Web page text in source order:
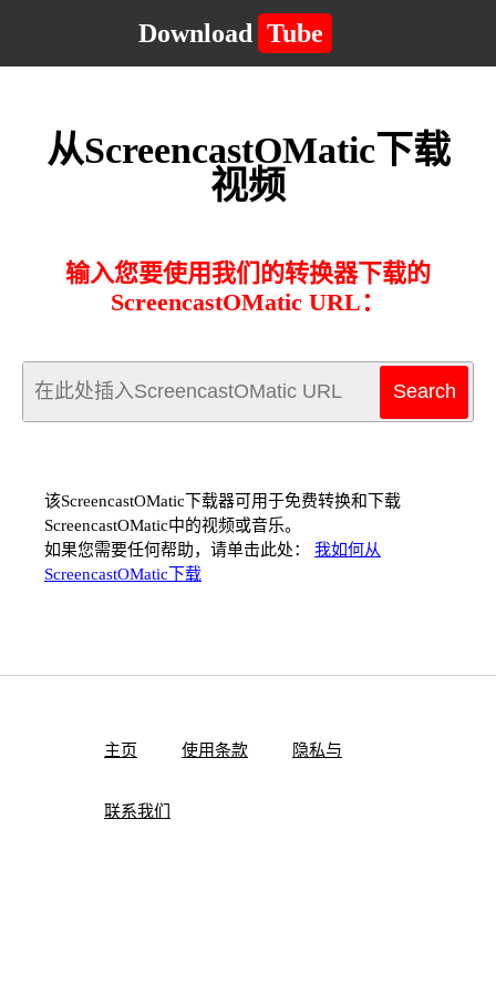
Download Tube
从ScreencastOMatic下载
视频
输入您要使用我们的转换器下载的
ScreencastOMatic URL：
该ScreencastOMatic下载器可用于免费转换和下载
ScreencastOMatic中的视频或音乐。
如果您需要任何帮助，请单击此处： 我如何从
ScreencastOMatic下载
主页 使用条款 隐私与
联系我们